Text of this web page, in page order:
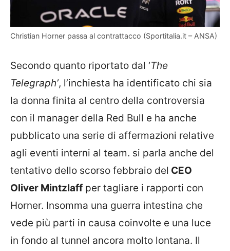
Christian Horner passa al contrattacco (Sportitalia.it – ANSA)
Secondo quanto riportato dal ‘The
Telegraph’, l’inchiesta ha identificato chi sia
la donna finita al centro della controversia
con il manager della Red Bull e ha anche
pubblicato una serie di affermazioni relative
agli eventi interni al team. si parla anche del
tentativo dello scorso febbraio del CEO
Oliver Mintzlaff per tagliare i rapporti con
Horner. Insomma una guerra intestina che
vede più parti in causa coinvolte e una luce
in fondo al tunnel ancora molto lontana. Il